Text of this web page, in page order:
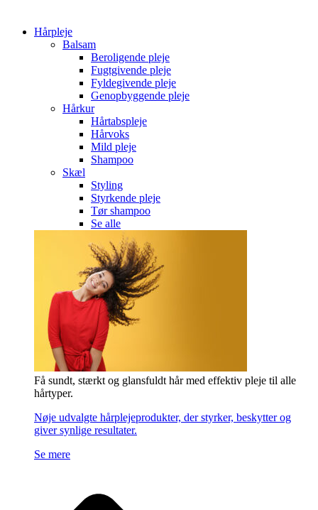
Hårpleje
Balsam
Beroligende pleje
Fugtgivende pleje
Fyldegivende pleje
Genopbyggende pleje
Hårkur
Hårtabspleje
Hårvoks
Mild pleje
Shampoo
Skæl
Styling
Styrkende pleje
Tør shampoo
Se alle
Få sundt, stærkt og glansfuldt hår med effektiv pleje til alle
hårtyper.
Nøje udvalgte hårplejeprodukter, der styrker, beskytter og
giver synlige resultater.
Se mere